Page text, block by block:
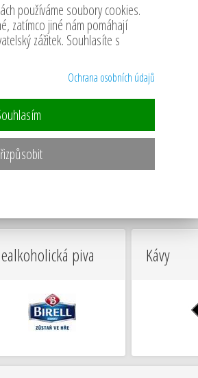
salonek s kapacitou 36 míst, malý salonek s
s kapacitou 21 míst, hlavní lodí s barem
restaurace
piva Kávy
používáme soubory cookies.
zatímco jiné nám pomáhají
zážitek. Souhlasíte s
Ochrana osobních údajů